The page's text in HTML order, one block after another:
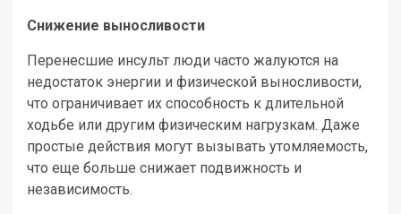
Снижение выносливости
Перенесшие инсульт люди часто жалуются на
недостаток энергии и физической выносливости,
что ограничивает их способность к длительной
ходьбе или другим физическим нагрузкам. Даже
простые действия могут вызывать утомляемость,
что еще больше снижает подвижность и
независимость.